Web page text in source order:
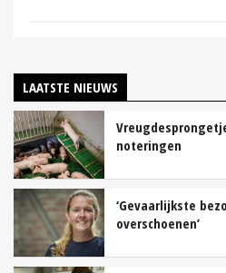
LAATSTE NIEUWS
noteringen
‘Gevaarlijkste
overschoenen’